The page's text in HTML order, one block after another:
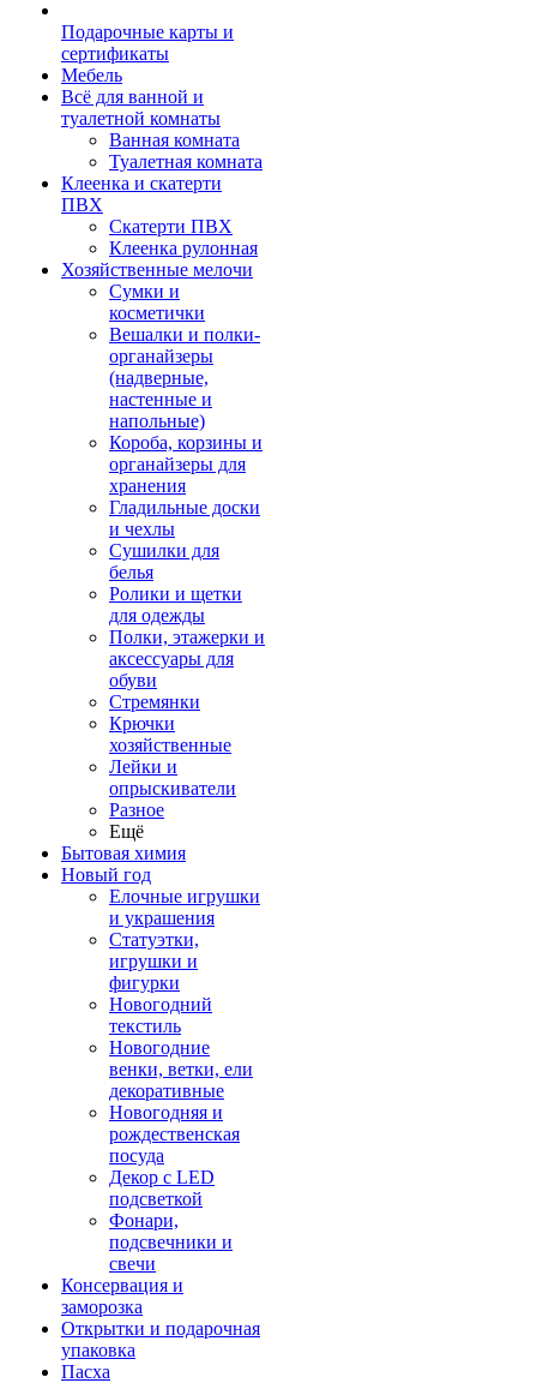
Подарочные карты и
сертификаты
Мебель
Всё для ванной и
туалетной комнаты
Ванная комната
Туалетная комната
Клеенка и скатерти
ПВХ
Скатерти ПВХ
Клеенка рулонная
Хозяйственные мелочи
Сумки и
косметички
Вешалки и полки-
органайзеры
(надверные,
настенные и
напольные)
Короба, корзины и
органайзеры для
хранения
Гладильные доски
и чехлы
Сушилки для
белья
Ролики и щетки
для одежды
Полки, этажерки и
аксессуары для
обуви
Стремянки
Крючки
хозяйственные
Лейки и
опрыскиватели
Разное
Ещё
Бытовая химия
Новый год
Елочные игрушки
и украшения
Статуэтки,
игрушки и
фигурки
Новогодний
текстиль
Новогодние
венки, ветки, ели
декоративные
Новогодняя и
рождественская
посуда
Декор с LED
подсветкой
Фонари,
подсвечники и
свечи
Консервация и
заморозка
Открытки и подарочная
упаковка
Пасха